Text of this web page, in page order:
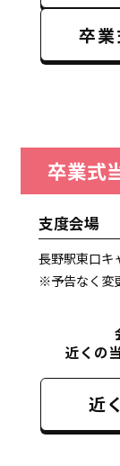
卒
卒業式
支度会場
長野駅東口キ
※予告なく変
近くの
近